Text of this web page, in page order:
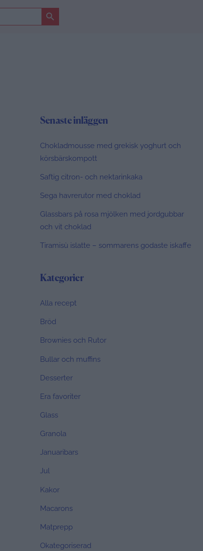
Sökknapp
Senaste inläggen
Chokladmousse med grekisk yoghurt och
körsbärskompott
Saftig citron- och nektarinkaka
Sega havrerutor med choklad
Glassbars på rosa mjölken med jordgubbar
och vit choklad
Tiramisù islatte – sommarens godaste iskaffe
Kategorier
Alla recept
Bröd
Brownies och Rutor
Bullar och muffins
Desserter
Era favoriter
Glass
Granola
Januaribars
Jul
Kakor
Macarons
Matprepp
Okategoriserad